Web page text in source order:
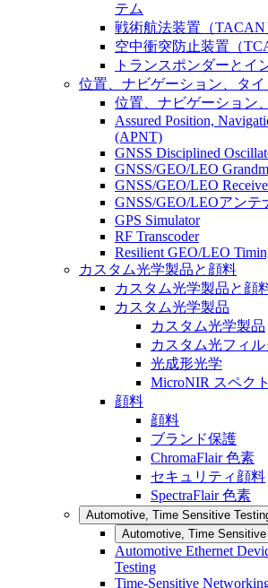
テム
戦術航法装置（TACAN
空中衝突防止装置（
トランスポンダーとイ
位置、ナビゲーション、タ
位置、ナビゲーション
Assured Position,
(APNT)
GNSS Disciplined
GNSS/GEO/LEO
GNSS/GEO/LEO
GNSS/GEO/LEOアンテ
GPS Simulator
RF Transcoder
Resilient GEO/LEO
カスタム光学製品と顔料
カスタム光学製品と顔
カスタム光学製品
カスタム光学製品
カスタム光フィル
光成形光学
MicroNIR スペク
顔料
顔料
ブランド保護
ChromaFlair 色素
セキュリティ顔料
SpectraFlair 色素
Automotive, Time Sensitive
Automotive, Time
Automotive Ethernet
Testing
Time-Sensitive